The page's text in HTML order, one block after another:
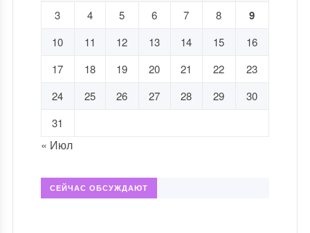
3
4 5 6 7 8 9
10 11 12 13 14 15
16
17
18 19 20 21 22
23
24
25 26 27 28 29
30
31
« Июл
СЕЙЧАС ОБСУЖДАЮТ